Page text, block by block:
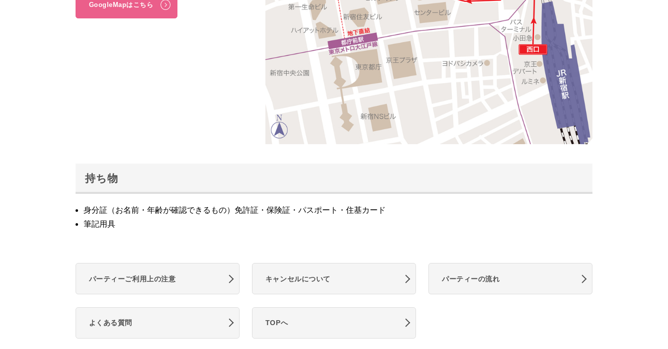
GoogleMapはこちら
持ち物
身分証（お名前・年齢が確認できるもの）免許証・保険証・パスポート・住基カード
筆記用具
パーティーご利用上の注意 キャンセルについて パーティーの流れ
よくある質問 TOPへ